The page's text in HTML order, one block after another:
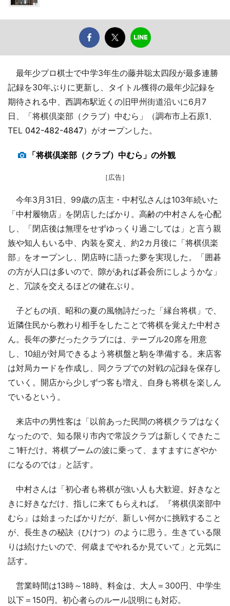
最年少プロ棋士で中学3年生の藤井聡太四段が最多連勝
記録を30年ぶりに更新し、タイトル獲得の最年少記録を
期待される中、西調布駅近くの旧甲州街道沿いに6月7
日、「将棋倶楽部（クラブ）中むら」（調布市上石原1、
TEL 042-482-4847）がオープンした。
「将棋倶楽部（クラブ）中むら」の外観
［広告］
今年3月31日、99歳の店主・中村弘さんは103年続いた
「中村履物店」を閉店したばかり。高齢の中村さんを心配
し、「閉店後は無理をせずゆっくり過ごしては」と言う親
族や知人もいる中、内装を変え、約2カ月後に「将棋倶楽
部」をオープンし、閉店時に語った夢を実現した。「囲碁
の方が人口は多いので、隙があれば碁会所にしようかな」
と、冗談を交えるほどの健在ぶり。
子どもの頃、昭和の夏の風物詩だった「縁台将棋」で、
近隣住民から教わり相手をしたことで将棋を覚えた中村さ
ん。長年の夢だったクラブには、テーブル20席を用意
し、10組が対局できるよう将棋盤と駒を準備する。来店客
は対局カードを作成し、同クラブでの対戦の記録を保存し
ていく。開店から少しずつ客も増え、自身も将棋を楽しん
でいるという。
来店中の男性客は「以前あった民間の将棋クラブはなく
なったので、知る限り市内で常設クラブは新しくできたこ
こ1軒だけ。将棋ブームの波に乗って、ますますにぎやか
になるのでは」と話す。
中村さんは「初心者も将棋が強い人も大歓迎。好きなと
きに好きなだけ、指しに来てもらえれば。『将棋倶楽部中
むら』は始まったばかりだが、新しい何かに挑戦すること
が、長生きの秘訣（ひけつ）のように思う。生きている限
りは続けたいので、何歳までやれるか見ていて」と元気に
話す。
営業時間は13時～18時。料金は、大人＝300円、中学生
以下＝150円。初心者らのルール説明にも対応。